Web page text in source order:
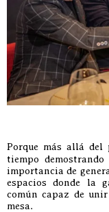
Porque más allá del
tiempo
importancia de
espacios donde la
común capaz de
mesa.